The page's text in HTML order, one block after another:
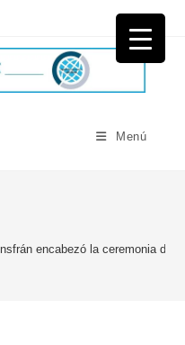
Menú
Insfrán encabezó la ceremonia de